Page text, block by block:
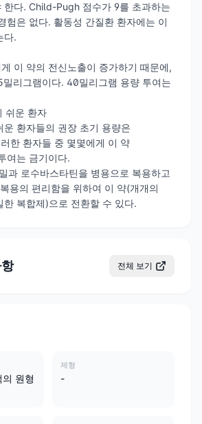
한다. Child-Pugh 점수가 9를 초과하는
험은 없다. 활동성 간질환 환자에는 이
다.
이 약의 전신노출이 증가하기 때문에,
리그램이다. 40밀리그램 용량 투여는
쉬운 환자
운 환자들의 권장 초기 용량은
한 환자들 중 몇몇에게 이 약
여는 금기이다.
과 로수바스타틴을 병용으로 복용하고
용의 편리함을 위하여 이 약(개개의
한 복합제)으로 전환할 수 있다.
전체 보기
원형
제형
-